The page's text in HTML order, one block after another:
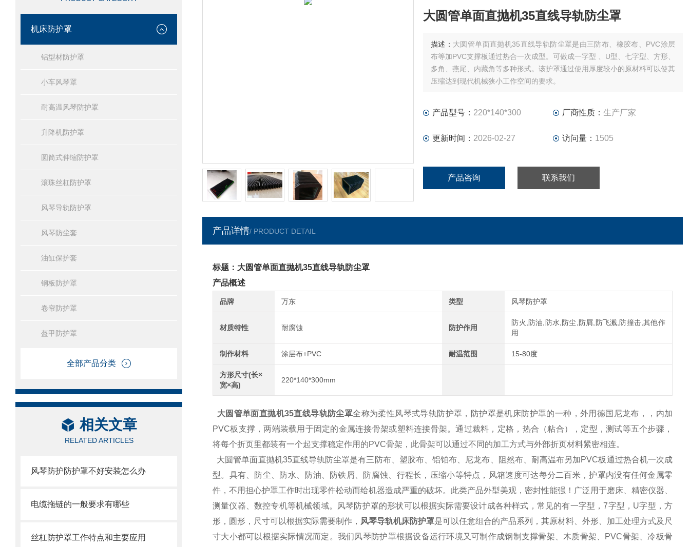
机床防护罩
铝型材防护罩
小车风琴罩
耐高温风琴防护罩
升降机防护罩
圆筒式伸缩防护罩
滚珠丝杠防护罩
风琴导轨防护罩
风琴防尘套
油缸保护套
钢板防护罩
卷帘防护罩
盔甲防护罩
全部产品分类
相关文章
RELATED ARTICLES
风琴防护防护罩不好安装怎么办
电缆拖链的一般要求有哪些
丝杠防护罩工作特点和主要应用
大圆管单面直抛机35直线导轨防尘罩
描述： 大圆管单面直抛机35直线导轨防尘罩是由三防布、橡胶布、PVC涂层
布等加PVC支撑板通过热合一次成型。可做成一字型 、U型、七字型、方形、
多角、燕尾、内藏角等多种形式。该护罩通过使用厚度较小的原材料可以使其
压缩达到现代机械狭小工作空间的要求。
产品型号： 220*140*300 厂商性质： 生产厂家
更新时间： 2026-02-27 访问量： 1505
产品咨询 联系我们
产品详情/ PRODUCT DETAIL
标题：大圆管单面直抛机35直线导轨防尘罩
产品概述
品牌 万东 类型 风琴防护罩
材质特性 耐腐蚀 防护作用
防火,防油,防水,防尘,防屑,防飞溅,防撞击,其他作
用
制作材料 涂层布+PVC 耐温范围 15-80度
方形尺寸(长×
宽×高)
220*140*300mm
大圆管单面直抛机35直线导轨防尘罩全称为柔性风琴式导轨防护罩，防护罩是机床防护罩的一种，外用德国尼龙布，，内加
PVC板支撑，两端装载用于固定的金属连接骨架或塑料连接骨架。通过裁料，定格，热合（粘合），定型，测试等五个步骤，
将每个折页里都装有一个起支撑稳定作用的PVC骨架，此骨架可以通过不同的加工方式与外部折页材料紧密相连。
大圆管单面直抛机35直线导轨防尘罩是有三防布、塑胶布、铝铂布、尼龙布、阻然布、耐高温布另加PVC板通过热合机一次成
型。具有、防尘、防水、防油、防铁屑、防腐蚀、行程长，压缩小等特点，风箱速度可达每分二百米，护罩内没有任何金属零
件，不用担心护罩工作时出现零件松动而给机器造成严重的破坏。此类产品外型美观，密封性能强！广泛用于磨床、精密仪器、
测量仪器、数控专机等机械领域。
风琴防护罩的形状可以根据实际需要设计成各种样式，常见的有一字型，7字型， U字型，方
形，圆形，尺寸可以根据实际需要制作， 风琴导轨机床防护罩是可以任意组合的产品系列，其原材料、外形、加工处理方式及尺
寸大小都可以根据实际情况而定。我们风琴防护罩根据设备运行环境又可制作成钢制支撑骨架、木质骨架、 PVC骨架、冷板骨